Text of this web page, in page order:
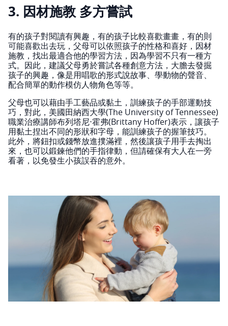
3. 因材施教 多方嘗試
有的孩子對閱讀有興趣，有的孩子比較喜歡畫畫，有的則
可能喜歡出去玩，父母可以依照孩子的性格和喜好，因材
施教，找出最適合他的學習方法，因為學習不只有一種方
式。因此，建議父母勇於嘗試各種創意方法，大膽去發掘
孩子的興趣，像是用唱歌的形式說故事、學動物的聲音、
配合簡單的動作模仿人物角色等等。
父母也可以藉由手工藝品或黏土，訓練孩子的手部運動技
巧，對此，美國田納西大學(The University of Tennessee)
職業治療講師布列塔尼⋅霍弗(Brittany Hoffer)表示，讓孩子
用黏土捏出不同的形狀和字母，能訓練孩子的握筆技巧。
此外，將鈕扣或錢幣放進撲滿裡，然後讓孩子用手去掏出
來，也可以鍛鍊他們的手指律動，但請確保有大人在一旁
看著，以免發生小孩誤吞的意外。